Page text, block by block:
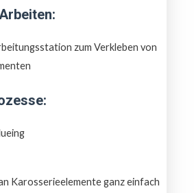
zum Verkleben von
Karosserieelemente ganz einfach